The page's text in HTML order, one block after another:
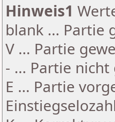
Hinweis1
blank ... Partie
V ... Partie
- ... Partie
E ... Partie